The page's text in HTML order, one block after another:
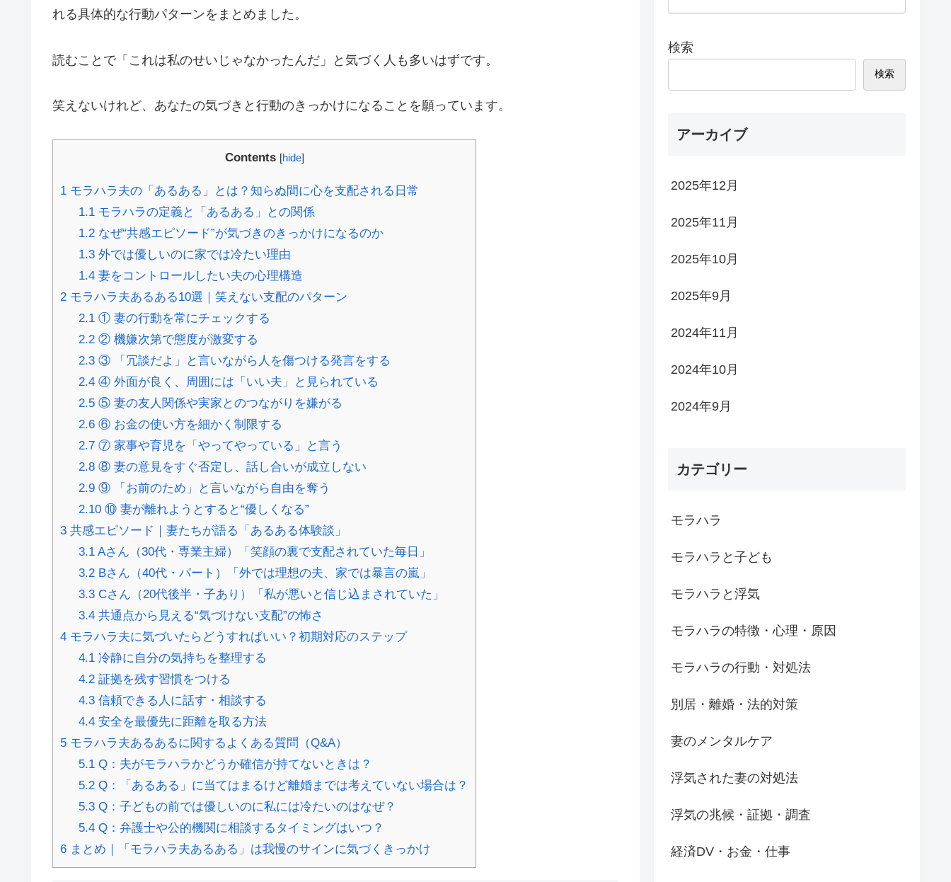
れる具体的な行動パターンをまとめました。
読むことで「これは私のせいじゃなかったんだ」と気づく人も多いはずです。
笑えないけれど、あなたの気づきと行動のきっかけになることを願っています。
Contents [hide]
1 モラハラ夫の「あるある」とは？知らぬ間に心を支配される日常
1.1モラハラの定義と「あるある」との関係
1.2なぜ“共感エピソード”が気づきのきっかけになるのか
1.3外では優しいのに家では冷たい理由
1.4妻をコントロールしたい夫の心理構造
2 モラハラ夫あるある10選｜笑えない支配のパターン
2.1① 妻の行動を常にチェックする
2.2② 機嫌次第で態度が激変する
2.3③ 「冗談だよ」と言いながら人を傷つける発言をする
2.4④ 外面が良く、周囲には「いい夫」と見られている
2.5⑤ 妻の友人関係や実家とのつながりを嫌がる
2.6⑥ お金の使い方を細かく制限する
2.7⑦ 家事や育児を「やってやっている」と言う
2.8⑧ 妻の意見をすぐ否定し、話し合いが成立しない
2.9⑨ 「お前のため」と言いながら自由を奪う
2.10⑩ 妻が離れようとすると“優しくなる”
3 共感エピソード｜妻たちが語る「あるある体験談」
3.1Aさん（30代・専業主婦）「笑顔の裏で支配されていた毎日」
3.2Bさん（40代・パート）「外では理想の夫、家では暴言の嵐」
3.3Cさん（20代後半・子あり）「私が悪いと信じ込まされていた」
3.4共通点から見える“気づけない支配”の怖さ
4 モラハラ夫に気づいたらどうすればいい？初期対応のステップ
4.1冷静に自分の気持ちを整理する
4.2証拠を残す習慣をつける
4.3信頼できる人に話す・相談する
4.4安全を最優先に距離を取る方法
5 モラハラ夫あるあるに関するよくある質問（Q&A）
5.1Q：夫がモラハラかどうか確信が持てないときは？
5.2Q：「あるある」に当てはまるけど離婚までは考えていない場合は？
5.3Q：子どもの前では優しいのに私には冷たいのはなぜ？
5.4Q：弁護士や公的機関に相談するタイミングはいつ？
6 まとめ｜「モラハラ夫あるある」は我慢のサインに気づくきっかけ
検索
検索
アーカイブ
2025年12月
2025年11月
2025年10月
2025年9月
2024年11月
2024年10月
2024年9月
カテゴリー
モラハラ
モラハラと子ども
モラハラと浮気
モラハラの特徴・心理・原因
モラハラの行動・対処法
別居・離婚・法的対策
妻のメンタルケア
浮気された妻の対処法
浮気の兆候・証拠・調査
経済DV・お金・仕事